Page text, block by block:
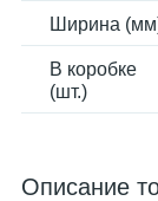
Ширина
В коробке
(шт.)
Описание